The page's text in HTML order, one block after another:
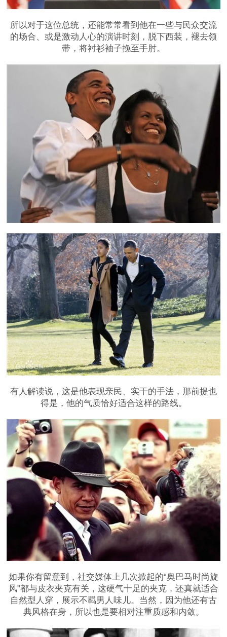
所以对于这位总统，还能常常看到他在一些与民众交流
的场合、或是激动人心的演讲时刻，脱下西装，褪去领
带，将衬衫袖子挽至手肘。
有人解读说，这是他表现亲民、实干的手法，那前提也
得是，他的气质恰好适合这样的路线。
如果你有留意到，社交媒体上几次掀起的“奥巴马时尚旋
风”都与皮衣夹克有关，这硬气十足的夹克，还真就适合
自然型人穿，展示不羁男人味儿。当然，因为他还有古
典风格在身，所以也是要相对注重质感和内敛。